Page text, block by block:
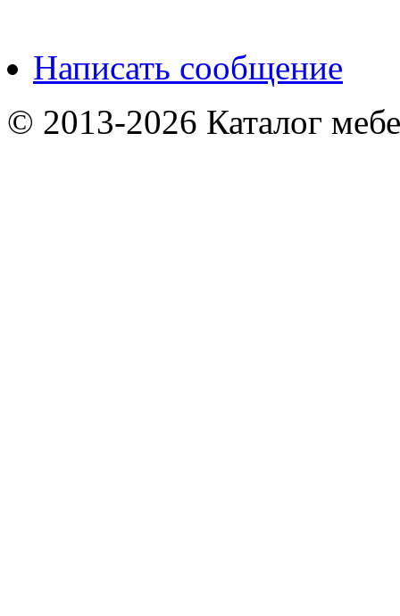
Написать сообщение
© 2013-2026 Каталог